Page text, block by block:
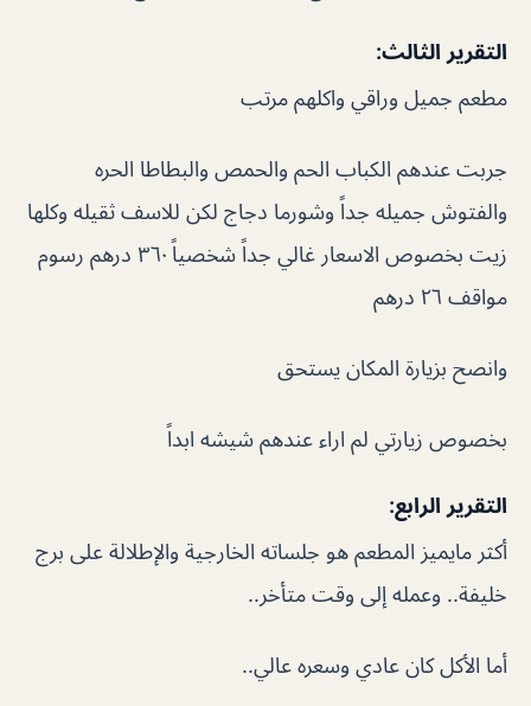
التقرير الثالث:
مطعم جميل وراقي واكلهم مرتب
جربت عندهم الكباب الحم والحمص والبطاطا الحره
والفتوش جميله جداً وشورما دجاج لكن للاسف ثقيله وكلها
زيت بخصوص الاسعار غالي جداً شخصياً ٣٦٠ درهم رسوم
مواقف ٢٦ درهم
وانصح بزيارة المكان يستحق
بخصوص زيارتي لم اراء عندهم شيشه ابداً
التقرير الرابع:
أكثر مايميز المطعم هو جلساته الخارجية والإطلالة على برج
خليفة.. وعمله إلى وقت متأخر..
أما الأكل كان عادي وسعره عالي..